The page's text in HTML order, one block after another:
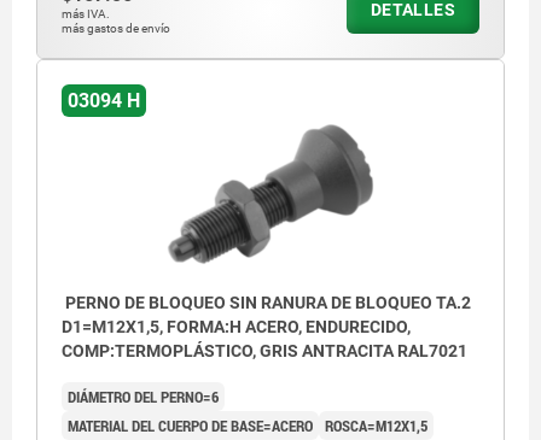
más IVA.
más gastos de envío
DETALLES
03094 H
PERNO DE BLOQUEO SIN RANURA DE BLOQUEO TA.2
D1=M12X1,5, FORMA:H ACERO, ENDURECIDO,
COMP:TERMOPLÁSTICO, GRIS ANTRACITA RAL7021
DIÁMETRO DEL PERNO=6
MATERIAL DEL CUERPO DE BASE=ACERO ROSCA=M12X1,5